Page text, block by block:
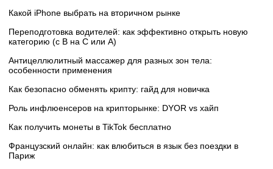
Какой iPhone выбрать на вторичном рынке
Переподготовка водителей: как эффективно открыть новую
категорию (с B на C или А)
Антицеллюлитный массажер для разных зон тела:
особенности применения
Как безопасно обменять крипту: гайд для новичка
Роль инфлюенсеров на крипторынке: DYOR vs хайп
Как получить монеты в TikTok бесплатно
Французский онлайн: как влюбиться в язык без поездки в
Париж